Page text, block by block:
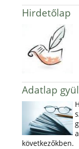
Hirdetőlap
Adatlap
következőkben.